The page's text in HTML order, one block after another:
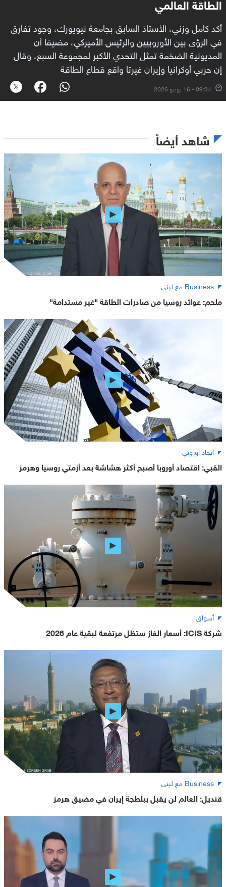
أكد كامل وزني، الأستاذ السابق بجامعة نيويورك، وجود تفارق
في الرؤى بين الأوروبيين والرئيس الأميركي، مضيفا أن
المديونية الضخمة تمثل التحدي الأكبر لمجموعة السبع، وقال
إن حربي أوكرانيا وإيران غيرتا واقع قطاع الطاقة
09:34 - 16 يونيو 2026
شاهد أيضاً
Business مع لبنى
ملحم: عوائد روسيا من صادرات الطاقة "غير مستدامة"
اتحاد أوروبي
القبي: اقتصاد أوروبا أصبح أكثر هشاشة بعد أزمتي روسيا وهرمز
أسواق
شركة ICIS: أسعار الغاز ستظل مرتفعة لبقية عام 2026
Business مع لبنى
قنديل: العالم لن يقبل ببلطجة إيران في مضيق هرمز